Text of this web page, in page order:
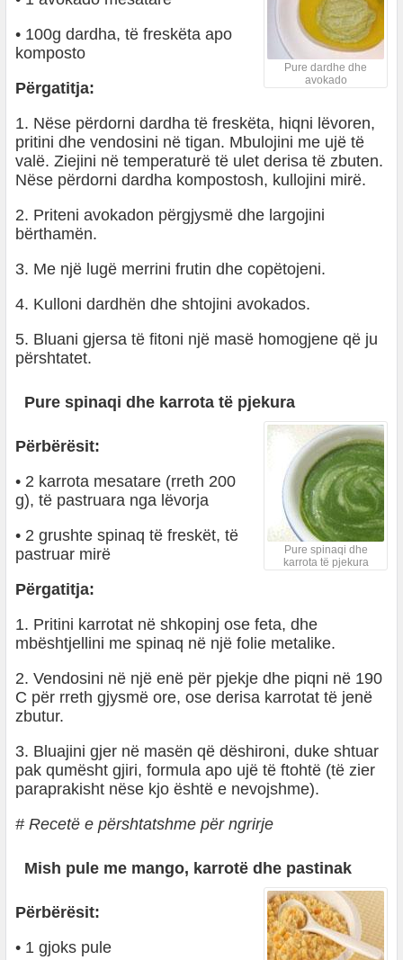
Pure dardhe dhe
avokado
• 100g dardha, të freskëta apo
komposto
Përgatitja:
1. Nëse përdorni dardha të freskëta, hiqni lëvoren,
pritini dhe vendosini në tigan. Mbulojini me ujë të
valë. Ziejini në temperaturë të ulet derisa të zbuten.
Nëse përdorni dardha kompostosh, kullojini mirë.
2. Priteni avokadon përgjysmë dhe largojini
bërthamën.
3. Me një lugë merrini frutin dhe copëtojeni.
4. Kulloni dardhën dhe shtojini avokados.
5. Bluani gjersa të fitoni një masë homogjene që ju
përshtatet.
Pure spinaqi dhe karrota të pjekura
Pure spinaqi dhe
karrota të pjekura
Përbërësit:
• 2 karrota mesatare (rreth 200
g), të pastruara nga lëvorja
• 2 grushte spinaq të freskët, të
pastruar mirë
Përgatitja:
1. Pritini karrotat në shkopinj ose feta, dhe
mbështjellini me spinaq në një folie metalike.
2. Vendosini në një enë për pjekje dhe piqni në 190
C për rreth gjysmë ore, ose derisa karrotat të jenë
zbutur.
3. Bluajini gjer në masën që dëshironi, duke shtuar
pak qumësht gjiri, formula apo ujë të ftohtë (të zier
paraprakisht nëse kjo është e nevojshme).
# Recetë e përshtatshme për ngrirje
Mish pule me mango, karrotë dhe pastinak
Përbërësit:
• 1 gjoks pule